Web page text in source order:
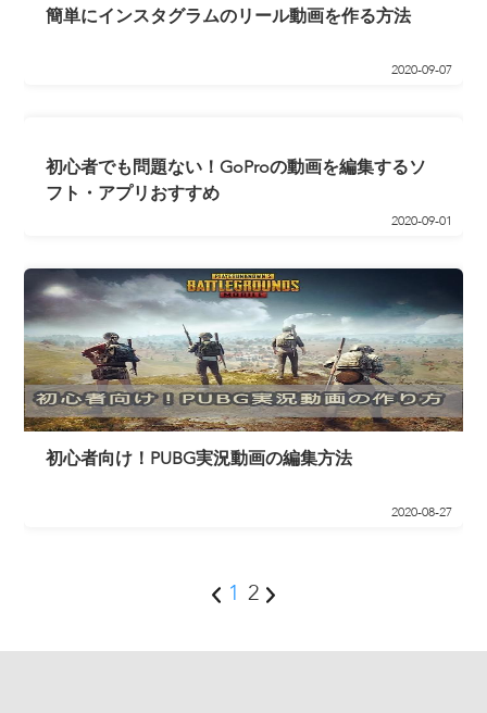
簡単にインスタグラムのリール動画を作る方法
2020-09-07
初心者でも問題ない！GoProの動画を編集するソ
フト・アプリおすすめ
2020-09-01
初心者向け！PUBG実況動画の編集方法
2020-08-27
1 2